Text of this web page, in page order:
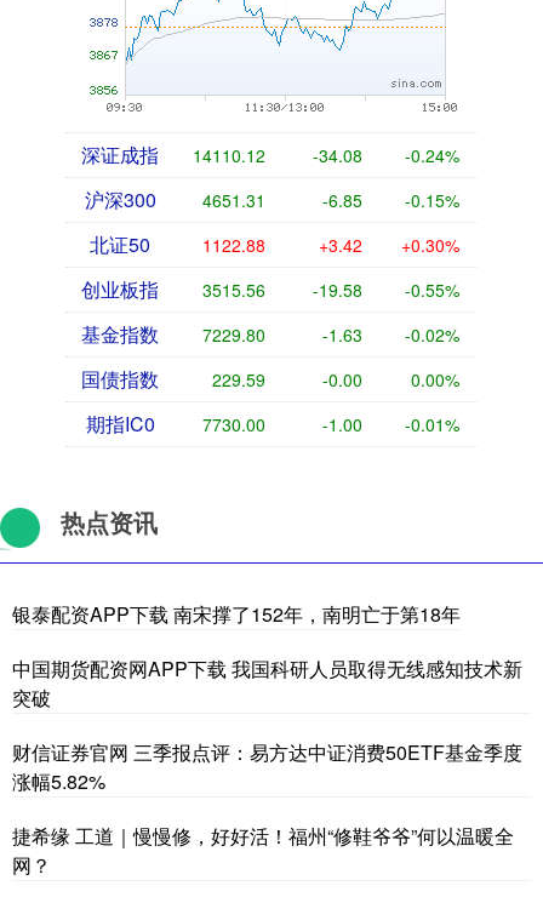
深证成指 14110.12 -34.08 -0.24%
沪深300 4651.31 -6.85 -0.15%
北证50 1122.88 +3.42 +0.30%
创业板指 3515.56 -19.58 -0.55%
基金指数 7229.80 -1.63 -0.02%
国债指数 229.59 -0.00 0.00%
期指IC0 7730.00 -1.00 -0.01%
热点资讯
银泰配资APP下载 南宋撑了152年，南明亡于第18年
中国期货配资网APP下载 我国科研人员取得无线感知技术新
突破
财信证券官网 三季报点评：易方达中证消费50ETF基金季度
涨幅5.82%
捷希缘 工道｜慢慢修，好好活！福州“修鞋爷爷”何以温暖全
网？